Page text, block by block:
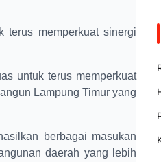
terus memperkuat sinergi
untuk terus memperkuat
Lampung Timur yang
berbagai masukan
daerah yang lebih